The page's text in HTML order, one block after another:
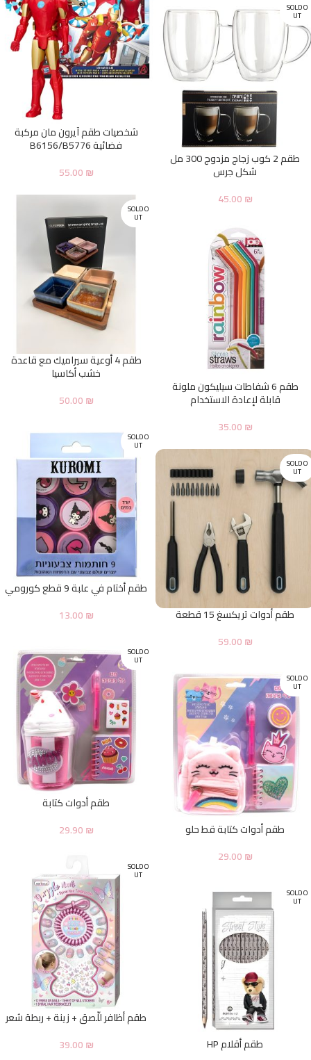
شخصيات طقم آيرون مان مركبة
فضائية B6156/B5776
55.00₪
SOLD O
UT
طقم 2 كوب زجاج مزدوج 300 مل
شكل جرس
45.00₪
SOLD O
UT
طقم 4 أوعية سيراميك مع قاعدة
خشب أكاسيا
50.00₪
طقم 6 شفاطات سيليكون ملونة
قابلة لإعادة الاستخدام
35.00₪
SOLD O
UT
طقم أختام في علبة 9 قطع كورومي
13.00₪
SOLD O
UT
طقم أدوات تريكسغ 15 قطعة
59.00₪
SOLD O
UT
طقم أدوات كتابة
29.90₪
SOLD O
UT
طقم أدوات كتابة قط حلو
29.00₪
SOLD O
UT
طقم أظافر للّصق + زينة + ربطة شعر
39.00₪
SOLD O
UT
طقم أقلام HP